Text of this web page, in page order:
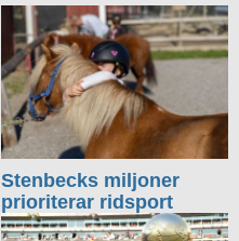
Stenbecks miljoner
prioriterar ridsport